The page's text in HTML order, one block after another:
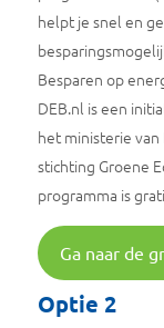
helpt je snel en
Besparen op
DEB.nl is een
het ministerie van
stichting Groene
programma is
Ga naar de
Optie 2